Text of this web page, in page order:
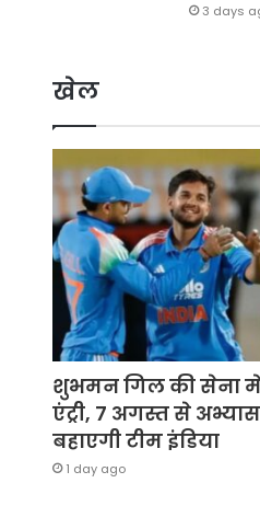
3 days
खेल
शुभमन गिल की सेना में
एंट्री, 7 अगस्त से
बहाएगी टीम इंडिया
1 day ago